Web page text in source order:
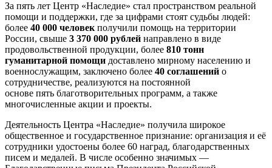
За пять лет Центр «Наследие» стал пространством реальной
помощи и поддержки, где за цифрами стоят судьбы людей:
более 40 000 человек получили помощь на территории
России, свыше 3 370 000 рублей направлено в виде
продовольственной продукции, более 810 тонн
гуманитарной помощи доставлено мирному населению и
военнослужащим, заключено более 40 соглашений о
сотрудничестве, реализуются на постоянной
основе пять благотворительных программ, а также
многочисленные акции и проекты.
Деятельность Центра «Наследие» получила широкое
общественное и государственное признание: организация и её
сотрудники удостоены более 60 наград, благодарственных
писем и медалей. В числе особенно значимых —